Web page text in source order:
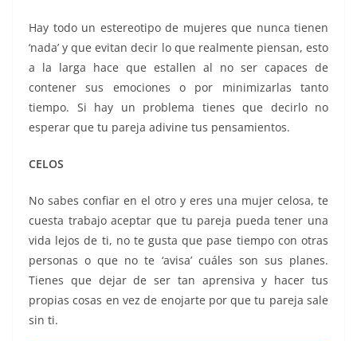
Hay todo un estereotipo de mujeres que nunca tienen
‘nada’ y que evitan decir lo que realmente piensan, esto
a la larga hace que estallen al no ser capaces de
contener sus emociones o por minimizarlas tanto
tiempo. Si hay un problema tienes que decirlo no
esperar que tu pareja adivine tus pensamientos.
CELOS
No sabes confiar en el otro y eres una mujer celosa, te
cuesta trabajo aceptar que tu pareja pueda tener una
vida lejos de ti, no te gusta que pase tiempo con otras
personas o que no te ‘avisa’ cuáles son sus planes.
Tienes que dejar de ser tan aprensiva y hacer tus
propias cosas en vez de enojarte por que tu pareja sale
sin ti.